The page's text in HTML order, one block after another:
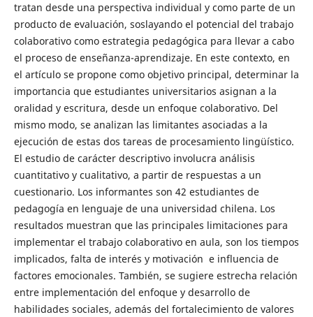
tratan desde una perspectiva individual y como parte de un
producto de evaluación, soslayando el potencial del trabajo
colaborativo como estrategia pedagógica para llevar a cabo
el proceso de enseñanza-aprendizaje. En este contexto, en
el artículo se propone como objetivo principal, determinar la
importancia que estudiantes universitarios asignan a la
oralidad y escritura, desde un enfoque colaborativo. Del
mismo modo, se analizan las limitantes asociadas a la
ejecución de estas dos tareas de procesamiento lingüístico.
El estudio de carácter descriptivo involucra análisis
cuantitativo y cualitativo, a partir de respuestas a un
cuestionario. Los informantes son 42 estudiantes de
pedagogía en lenguaje de una universidad chilena. Los
resultados muestran que las principales limitaciones para
implementar el trabajo colaborativo en aula, son los tiempos
implicados, falta de interés y motivación e influencia de
factores emocionales. También, se sugiere estrecha relación
entre implementación del enfoque y desarrollo de
habilidades sociales, además del fortalecimiento de valores